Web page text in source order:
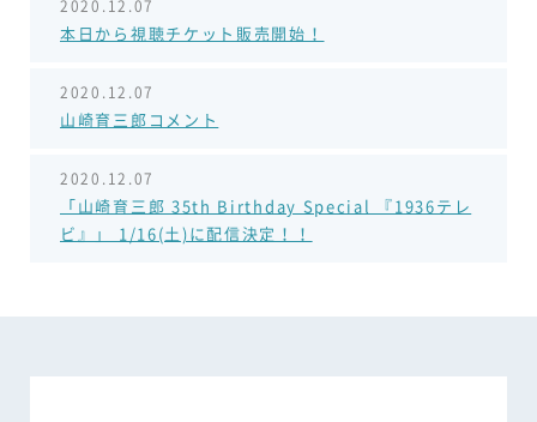
2020.12.07
本日から視聴チケット販売開始！
2020.12.07
山崎育三郎コメント
2020.12.07
「山崎育三郎 35th Birthday Special 『1936テレ
ビ』」 1/16(土)に配信決定！！